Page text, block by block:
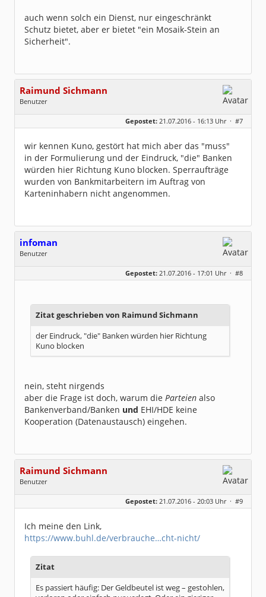
auch wenn solch ein Dienst, nur eingeschränkt
Schutz bietet, aber er bietet "ein Mosaik-Stein an
Sicherheit".
Raimund Sichmann
Benutzer
Geschlecht:
keine Angabe
Dabei seit:
08 / 2002
Gepostet: 21.07.2016 - 16:13 Uhr · #7
wir kennen Kuno, gestört hat mich aber das "muss"
in der Formulierung und der Eindruck, "die" Banken
würden hier Richtung Kuno blocken. Sperraufträge
wurden von Bankmitarbeitern im Auftrag von
Karteninhabern nicht angenommen.
infoman
Benutzer
Dabei seit:
06 / 2008
Gepostet: 21.07.2016 - 17:01 Uhr · #8
Zitat geschrieben von Raimund Sichmann
der Eindruck, "die" Banken würden hier Richtung
Kuno blocken
nein, steht nirgends
aber die Frage ist doch, warum die Parteien also
Bankenverband/Banken und EHI/HDE keine
Kooperation (Datenaustausch) eingehen.
Raimund Sichmann
Benutzer
Geschlecht:
keine Angabe
Dabei seit:
08 / 2002
Gepostet: 21.07.2016 - 20:03 Uhr · #9
Ich meine den Link,
https://www.buhl.de/verbrauche…cht-nicht/
Zitat
Es passiert häufig: Der Geldbeutel ist weg – gestohlen,